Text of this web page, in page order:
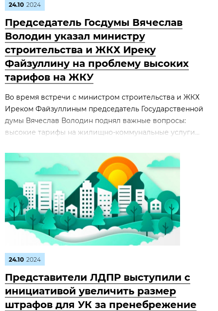
24.10 2024
Председатель Госдумы Вячеслав
Володин указал министру
строительства и ЖКХ Иреку
Файзуллину на проблему высоких
тарифов на ЖКУ
Во время встречи с министром строительства и ЖКХ
Иреком Файзуллиным председатель Государственной
думы Вячеслав Володин поднял важные вопросы:
высокие тарифы на жилищно-коммунальные услуги...
24.10 2024
Представители ЛДПР выступили с
инициативой увеличить размер
штрафов для УК за пренебрежение